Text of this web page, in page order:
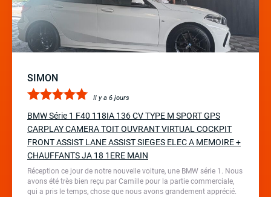
SIMON
Il y a 6 jours
BMW Série 1 F40 118IA 136 CV TYPE M SPORT GPS
CARPLAY CAMERA TOIT OUVRANT VIRTUAL COCKPIT
FRONT ASSIST LANE ASSIST SIEGES ELEC A MEMOIRE +
CHAUFFANTS JA 18 1ERE MAIN
Réception ce jour de notre nouvelle voiture, une BMW série 1. Nous
avons été très bien reçu par Camille pour la partie commerciale,
qui a pris le temps, chose que nous avons grandement apprécié.